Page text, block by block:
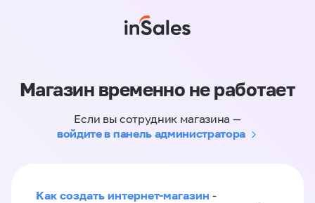
Магазин временно не работает
Если вы сотрудник магазина —
войдите в панель администратора
Как создать интернет-магазин -